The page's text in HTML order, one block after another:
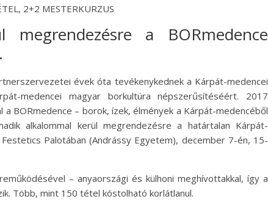
2+2 MESTERKURZUS
a BORmedence
évek óta tevékenykednek a Kárpát-medencei
medencei magyar borkultúra népszerűsítéséért. 2017
BORmedence – borok, ízek, élmények a Kárpát-medencéből
alkalommal kerül megrendezésre a határtalan Kárpát-
Palotában (Andrássy Egyetem), december 7-én, 15-
– anyaországi és külhoni meghívottakkal, így a
Több, mint 150 tétel kóstolható korlátlanul.